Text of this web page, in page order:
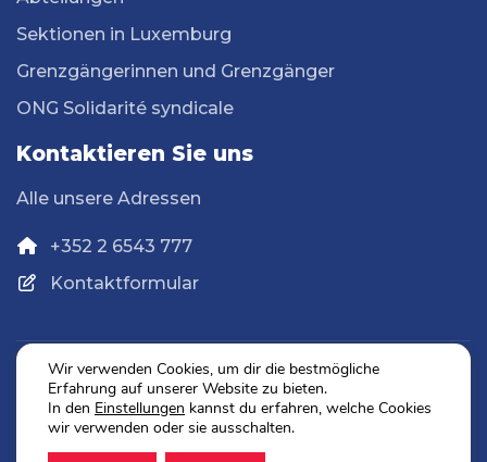
Sektionen in Luxemburg
Grenzgängerinnen und Grenzgänger
ONG Solidarité syndicale
Kontaktieren Sie uns
Alle unsere Adressen
+352 2 6543 777
Kontaktformular
Datenschutz
Impressum
Wir verwenden Cookies, um dir die bestmögliche
Erfahrung auf unserer Website zu bieten.
In den Einstellungen kannst du erfahren, welche Cookies
wir verwenden oder sie ausschalten.